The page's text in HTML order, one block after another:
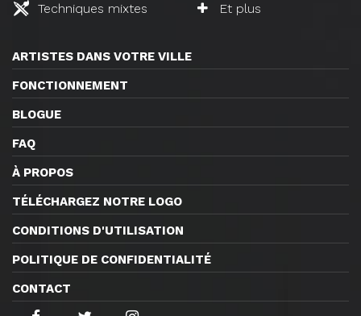
Techniques mixtes
Et plus
ARTISTES DANS VOTRE VILLE
FONCTIONNEMENT
BLOGUE
FAQ
À PROPOS
TÉLÉCHARGEZ NOTRE LOGO
CONDITIONS D'UTILISATION
POLITIQUE DE CONFIDENTIALITÉ
CONTACT